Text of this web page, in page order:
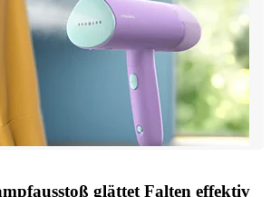
glättet Falten effektiv